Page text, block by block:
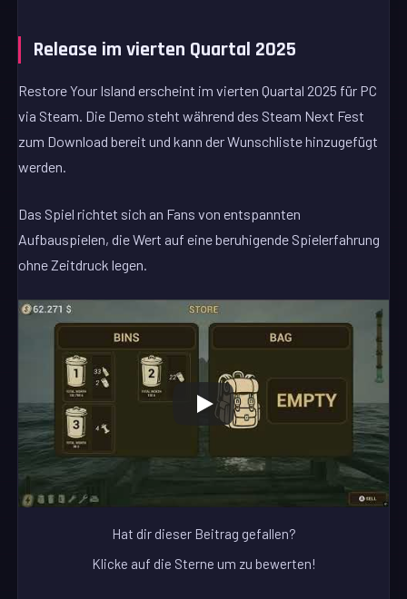
Release im vierten Quartal 2025
Restore Your Island erscheint im vierten Quartal 2025 für PC
via Steam. Die Demo steht während des Steam Next Fest
zum Download bereit und kann der Wunschliste hinzugefügt
werden.
Das Spiel richtet sich an Fans von entspannten
Aufbauspielen, die Wert auf eine beruhigende Spielerfahrung
ohne Zeitdruck legen.
Hat dir dieser Beitrag gefallen?
Klicke auf die Sterne um zu bewerten!